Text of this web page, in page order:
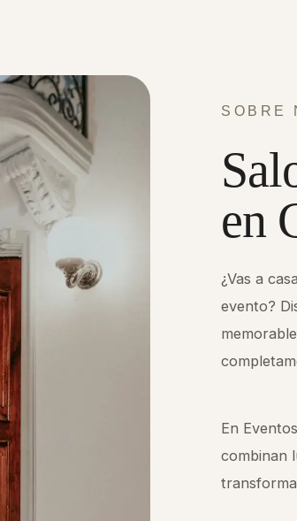
SOBRE
en
¿Vas a
evento?
En
combinan